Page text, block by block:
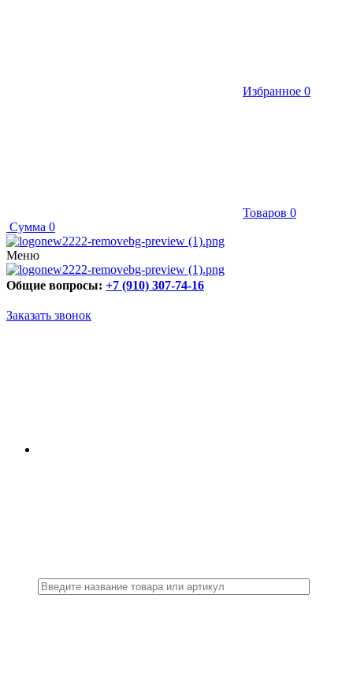
Избранное 0
Товаров 0
Сумма 0
Меню
Общие вопросы: +7 (910) 307-74-16
Заказать звонок